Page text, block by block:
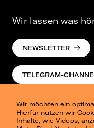
Wir möchten ein
Hierfür nutzen wir
Inhalte, wie Videos,
Wir lassen was
NEWSLETTER
TELEGRAM-